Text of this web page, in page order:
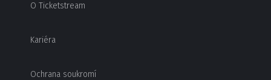
O Ticketstream
Kariéra
Ochrana soukromí